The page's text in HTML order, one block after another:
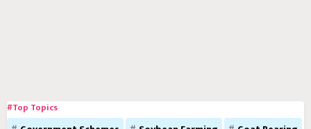
Government Schemes Soybean Farming
Goat Rearing